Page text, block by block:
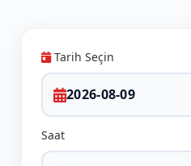
Tarih Seçin
Saat